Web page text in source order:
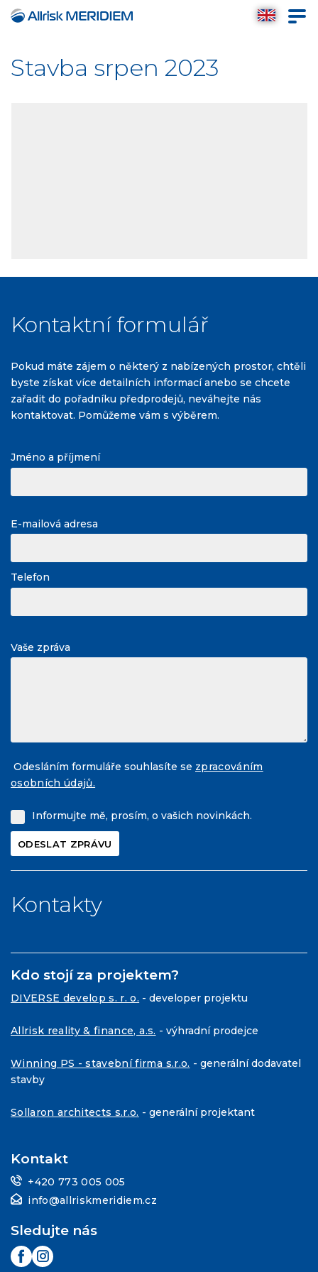
Stavba srpen 2023
Kontaktní formulář
Pokud máte zájem o některý z nabízených prostor, chtěli
byste získat více detailních informací anebo se chcete
zařadit do pořadníku předprodejů, neváhejte nás
kontaktovat. Pomůžeme vám s výběrem.
Jméno a příjmení
E-mailová adresa
Telefon
Vaše zpráva
Odesláním formuláře souhlasíte se zpracováním
osobních údajů.
Informujte mě, prosím, o vašich novinkách.
Kontakty
Kdo stojí za projektem?
DIVERSE develop s. r. o. - developer projektu
Allrisk reality & finance, a.s. - výhradní prodejce
Winning PS - stavební firma s.r.o. - generální dodavatel
stavby
Sollaron architects s.r.o. - generální projektant
Kontakt
+420 773 005 005
info@allriskmeridiem.cz
Sledujte nás